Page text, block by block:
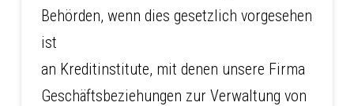
Behörden, wenn dies gesetzlich vorgesehen
ist
an Kreditinstitute, mit denen unsere Firma
Geschäftsbeziehungen zur Verwaltung von